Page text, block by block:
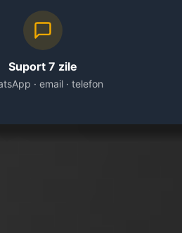
Suport 7 zile
· email · telefon